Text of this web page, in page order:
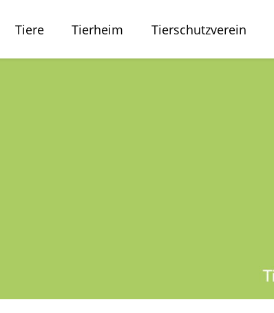
Tiere Tierheim Tierschutzverein